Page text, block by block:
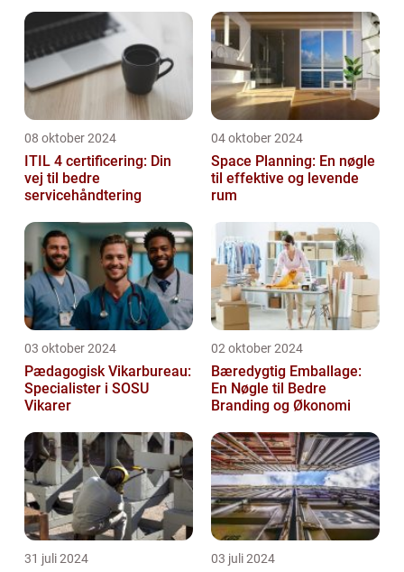
08 oktober 2024
ITIL 4 certificering: Din
vej til bedre
servicehåndtering
04 oktober 2024
Space Planning: En nøgle
til effektive og levende
rum
03 oktober 2024
Pædagogisk Vikarbureau:
Specialister i SOSU
Vikarer
02 oktober 2024
Bæredygtig Emballage:
En Nøgle til Bedre
Branding og Økonomi
31 juli 2024 03 juli 2024